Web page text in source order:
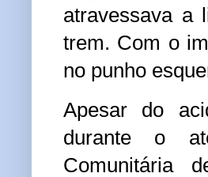
atravessava a
trem. Com o
no punho
Apesar do
durante o
Comunitária